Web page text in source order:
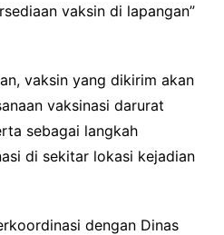
vaksin di lapangan”
vaksin yang dikirim akan
vaksinasi darurat
sebagai langkah
di sekitar lokasi kejadian
dengan Dinas